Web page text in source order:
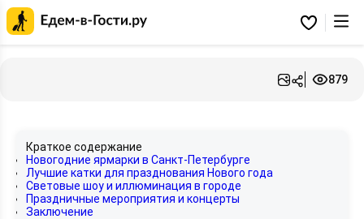
Избранное
879
Краткое содержание
Новогодние ярмарки в Санкт-Петербурге
Лучшие катки для празднования Нового года
Световые шоу и иллюминация в городе
Праздничные мероприятия и концерты
Заключение